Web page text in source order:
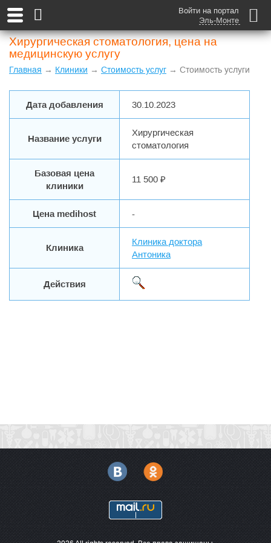
Войти на портал
Эль-Монте
Хирургическая стоматология, цена на
медицинскую услугу
Главная → Клиники → Стоимость услуг → Стоимость услуги
Дата добавления 30.10.2023
Название услуги
Хирургическая
стоматология
Базовая цена
клиники
11 500 ₽
Цена medihost -
Клиника
Клиника доктора
Антоника
Действия